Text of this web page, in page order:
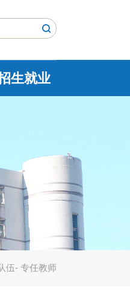
生就业
伍- 专任教师